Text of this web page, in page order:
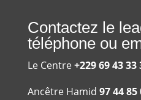
Contactez le
téléphone ou
Le Centre+229 69 43 33
Ancêtre Hamid 97 44 85